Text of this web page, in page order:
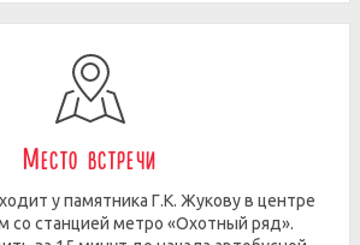
Место встречи
у памятника Г.К. Жукову в центре
со станцией метро «Охотный ряд».